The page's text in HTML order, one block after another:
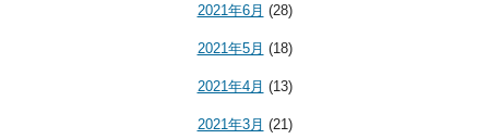
2021年6月 (28)
2021年5月 (18)
2021年4月 (13)
2021年3月 (21)